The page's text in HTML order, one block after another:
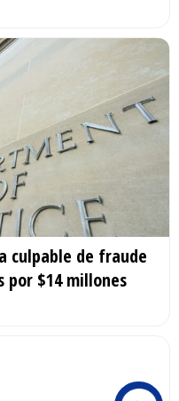
culpable de fraude
por $14 millones